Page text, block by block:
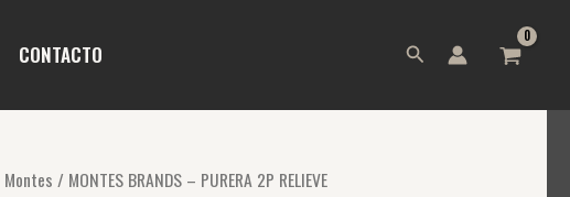
CONTACTO Buscar
Montes / MONTES BRANDS – PURERA 2P RELIEVE